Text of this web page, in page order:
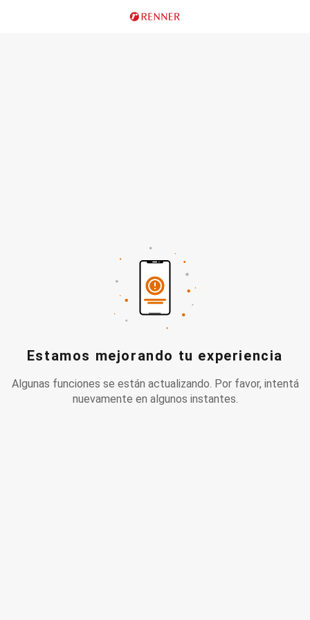
Estamos mejorando tu experiencia
Algunas funciones se están actualizando. Por favor, intentá
nuevamente en algunos instantes.